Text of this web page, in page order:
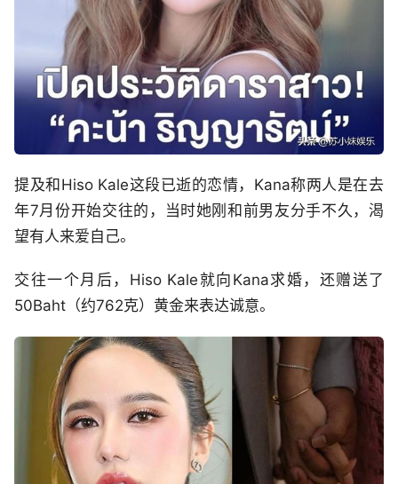
提及和Hiso Kale这段已逝的恋情，Kana称两人是在去
年7月份开始交往的，当时她刚和前男友分手不久，渴
望有人来爱自己。
交往一个月后，Hiso Kale就向Kana求婚，还赠送了
50Baht（约762克）黄金来表达诚意。